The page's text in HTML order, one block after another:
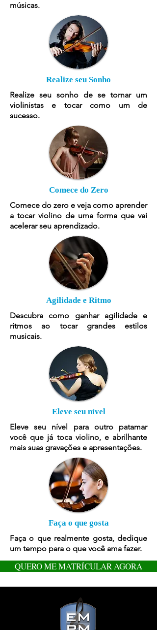
músicas.
Realize seu Sonho
Realize seu sonho de se tornar um
violinistas e tocar como um de
sucesso.
Comece do Zero
Comece do zero e veja como aprender
a tocar violino de uma forma que vai
acelerar seu aprendizado.
Agilidade e Ritmo
Descubra como ganhar agilidade e
ritmos ao tocar grandes estilos
musicais.
Eleve seu nível
Eleve seu nível para outro patamar
você que já toca violino, e abrilhante
mais suas gravações e apresentações.
Faça o que gosta
Faça o que realmente gosta, dedique
um tempo para o que você ama fazer.
QUERO ME MATRÍCULAR AGORA